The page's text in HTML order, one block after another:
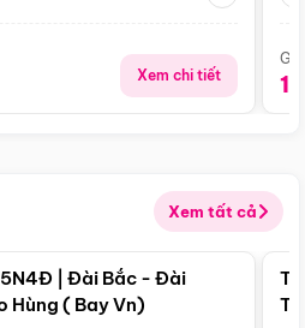
Xem chi tiết
Xem tất cả
Điểm nổi bật
5N4Đ | Đài Bắc - Đài
Hùng ( Bay Vn)